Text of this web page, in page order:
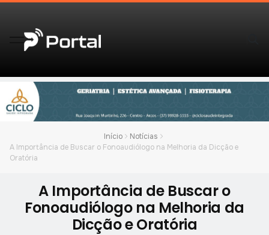
Início
Notícias
A Importância de Buscar o Fonoaudiólogo na Melhoria da Dicção e
Oratória
A Importância de Buscar o
Fonoaudiólogo na Melhoria da
Dicção e Oratória